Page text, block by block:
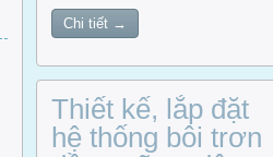
thay ruột bình tích áp thủy lực, tăng
áp khí ni tơ bình tích áp đến 300
bar
Chi tiết →
Thiết kế, lắp đặt
hệ thống bôi trơn